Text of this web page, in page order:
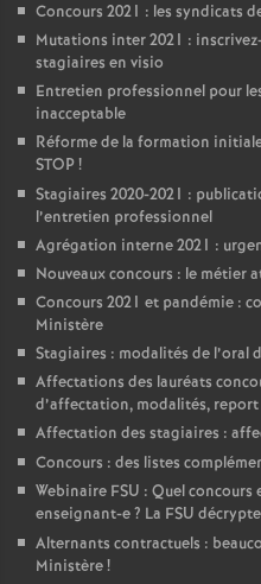
Concours 2021 : les syndicats
Mutations inter 2021 :
stagiaires en visio
Entretien professionnel pour
inacceptable
Réforme de la formation
STOP!
Stagiaires 2020-2021 :
l’entretien professionnel
Agrégation interne 2021 :
Nouveaux concours : le métier
Concours 2021 et pandémie :
Ministère
Stagiaires : modalités de l’oral
Affectations des lauréats
d’affectation, modalités, report
Affectation des stagiaires :
Concours : des listes
Webinaire FSU : Quel
enseignant-e? La FSU
Alternants contractuels :
Ministère!